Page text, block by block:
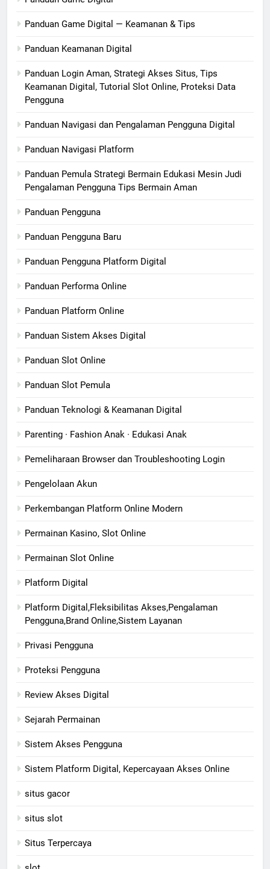
Panduan Game Digital — Keamanan & Tips
Panduan Keamanan Digital
Panduan Login Aman, Strategi Akses Situs, Tips
Keamanan Digital, Tutorial Slot Online, Proteksi Data
Pengguna
Panduan Navigasi dan Pengalaman Pengguna Digital
Panduan Navigasi Platform
Panduan Pemula Strategi Bermain Edukasi Mesin Judi
Pengalaman Pengguna Tips Bermain Aman
Panduan Pengguna
Panduan Pengguna Baru
Panduan Pengguna Platform Digital
Panduan Performa Online
Panduan Platform Online
Panduan Sistem Akses Digital
Panduan Slot Online
Panduan Slot Pemula
Panduan Teknologi & Keamanan Digital
Parenting · Fashion Anak · Edukasi Anak
Pemeliharaan Browser dan Troubleshooting Login
Pengelolaan Akun
Perkembangan Platform Online Modern
Permainan Kasino, Slot Online
Permainan Slot Online
Platform Digital
Platform Digital,Fleksibilitas Akses,Pengalaman
Pengguna,Brand Online,Sistem Layanan
Privasi Pengguna
Proteksi Pengguna
Review Akses Digital
Sejarah Permainan
Sistem Akses Pengguna
Sistem Platform Digital, Kepercayaan Akses Online
situs gacor
situs slot
Situs Terpercaya